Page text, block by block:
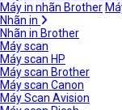
Máy in nhãn Brother
Nhãn in
Nhãn in Brother
Máy scan
Máy scan HP
Máy scan Brother
Máy scan Canon
Máy Scan Avision